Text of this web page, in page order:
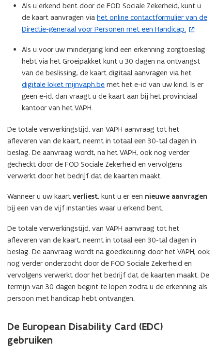
e
r
)
Als u erkend bent door de FOD Sociale Zekerheid, kunt u
de kaart aanvragen via het online contactformulier van de
Directie-generaal voor Personen met een Handicap.
(
o
e
n
t
i
n
e
u
w
v
e
n
s
e
r
)
Als u voor uw minderjarig kind een erkenning zorgtoeslag
hebt via het Groeipakket kunt u 30 dagen na ontvangst
van de beslissing, de kaart digitaal aanvragen via het
digitale loket mijnvaph.be met het e-id van uw kind. Is er
geen e-id, dan vraagt u de kaart aan bij het provinciaal
kantoor van het VAPH.
De totale verwerkingstijd, van VAPH aanvraag tot het
afleveren van de kaart, neemt in totaal een 30-tal dagen in
beslag. De aanvraag wordt, na het VAPH, ook nog verder
gecheckt door de FOD Sociale Zekerheid en vervolgens
verwerkt door het bedrijf dat de kaarten maakt.
Wanneer u uw kaart verliest, kunt u er een nieuwe aanvragen
bij een van de vijf instanties waar u erkend bent.
De totale verwerkingstijd, van VAPH aanvraag tot het
afleveren van de kaart, neemt in totaal een 30-tal dagen in
beslag. De aanvraag wordt na goedkeuring door het VAPH, ook
nog verder onderzocht door de FOD Sociale Zekerheid en
vervolgens verwerkt door het bedrijf dat de kaarten maakt. De
termijn van 30 dagen begint te lopen zodra u de erkenning als
persoon met handicap hebt ontvangen.
De European Disability Card (EDC)
gebruiken